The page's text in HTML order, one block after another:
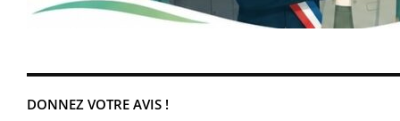
DONNEZ VOTRE AVIS !